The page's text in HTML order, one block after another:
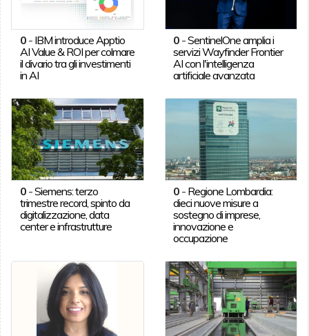
0- IBM introduce Apptio
AI Value & ROI per colmare
il divario tra gli investimenti
in AI
0 -SentinelOne amplia i
servizi Wayfinder Frontier
AI con l'intelligenza
artificiale avanzata
0-Siemens: terzo
trimestre record, spinto da
digitalizzazione, data
center e infrastrutture
0 - Regione Lombardia:
dieci nuove misure a
sostegno di imprese,
innovazione e
occupazione